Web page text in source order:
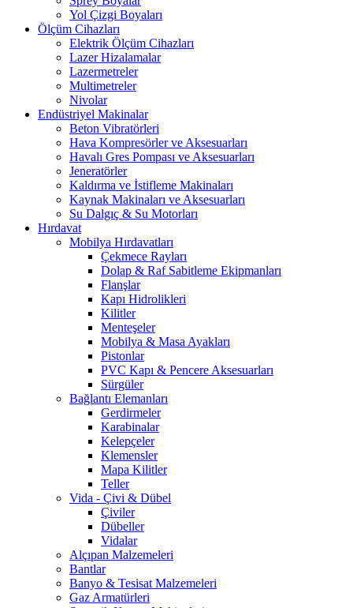
Yol Çizgi Boyaları
Ölçüm Cihazları
Elektrik Ölçüm Cihazları
Lazer Hizalamalar
Lazermetreler
Multimetreler
Nivolar
Endüstriyel Makinalar
Beton Vibratörleri
Hava Kompresörler ve Aksesuarları
Havalı Gres Pompası ve Aksesuarları
Jeneratörler
Kaldırma ve İstifleme Makinaları
Kaynak Makinaları ve Aksesuarları
Su Dalgıç & Su Motorları
Hırdavat
Mobilya Hırdavatları
Çekmece Rayları
Dolap & Raf Sabitleme Ekipmanları
Flanşlar
Kapı Hidrolikleri
Kilitler
Menteşeler
Mobilya & Masa Ayakları
Pistonlar
PVC Kapı & Pencere Aksesuarları
Sürgüler
Bağlantı Elemanları
Gerdirmeler
Karabinalar
Kelepçeler
Klemensler
Mapa Kilitler
Teller
Vida - Çivi & Dübel
Çiviler
Dübeller
Vidalar
Alçıpan Malzemeleri
Bantlar
Banyo & Tesisat Malzemeleri
Gaz Armatürleri